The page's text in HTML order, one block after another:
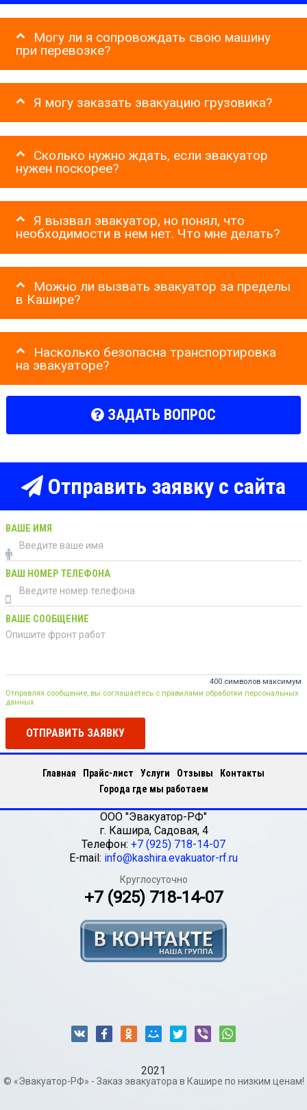
Могу ли я сопровождать свою машину
при перевозке?
Я могу заказать эвакуацию грузовика?
Сколько нужно ждать, если эвакуатор
нужен поскорее?
Я вызвал эвакуатор, но понял, что
необходимости в нем нет. Что мне делать?
Можно ли вызвать эвакуатор за пределы
в Кашире?
Насколько безопасна транспортировка
на эвакуаторе?
ЗАДАТЬ ВОПРОС
Отправить заявку с сайта
ВАШЕ ИМЯ
ВАШ НОМЕР ТЕЛЕФОНА
ВАШЕ СООБЩЕНИЕ
400 символов максимум
Отправляя сообщение, вы соглашаетесь с правилами обработки персональных
данных
ОТПРАВИТЬ ЗАЯВКУ
Главная Прайс-лист Услуги Отзывы
Контакты
Города где мы работаем
ООО "Эвакуатор-РФ"
г. Кашира, Садовая, 4
Телефон: +7 (925) 718-14-07
E-mail: info@kashira.evakuator-rf.ru
Круглосуточно
+7 (925) 718-14-07
2021
© «Эвакуатор-РФ» - Заказ эвакуатора в Кашире по низким ценам!